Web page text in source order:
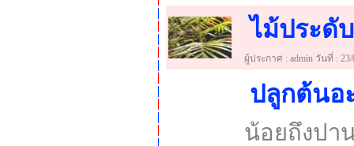
ไม้ประดั
ผู้ประกาศ : admin วันที่ : 23/
ปลูกต้นอ
น้อยถึงปา